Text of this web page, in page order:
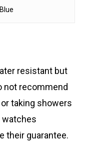
Blue
resistant but
not recommend
taking showers
watches
their guarantee.